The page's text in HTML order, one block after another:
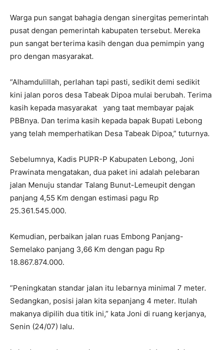
Warga pun sangat bahagia dengan sinergitas pemerintah
pusat dengan pemerintah kabupaten tersebut. Mereka
pun sangat berterima kasih dengan dua pemimpin yang
pro dengan masyarakat.
“Alhamdulillah, perlahan tapi pasti, sedikit demi sedikit
kini jalan poros desa Tabeak Dipoa mulai berubah. Terima
kasih kepada masyarakat yang taat membayar pajak
PBBnya. Dan terima kasih kepada bapak Bupati Lebong
yang telah memperhatikan Desa Tabeak Dipoa,” tuturnya.
Sebelumnya, Kadis PUPR-P Kabupaten Lebong, Joni
Prawinata mengatakan, dua paket ini adalah pelebaran
jalan Menuju standar Talang Bunut-Lemeupit dengan
panjang 4,55 Km dengan estimasi pagu Rp
25.361.545.000.
Kemudian, perbaikan jalan ruas Embong Panjang-
Semelako panjang 3,66 Km dengan pagu Rp
18.867.874.000.
“Peningkatan standar jalan itu lebarnya minimal 7 meter.
Sedangkan, posisi jalan kita sepanjang 4 meter. Itulah
makanya dipilih dua titik ini,” kata Joni di ruang kerjanya,
Senin (24/07) lalu.